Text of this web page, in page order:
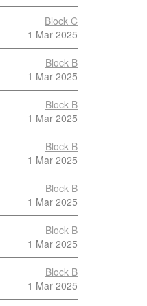
Block C
1 Mar 2025
Block B
1 Mar 2025
Block B
1 Mar 2025
Block B
1 Mar 2025
Block B
1 Mar 2025
Block B
1 Mar 2025
Block B
1 Mar 2025